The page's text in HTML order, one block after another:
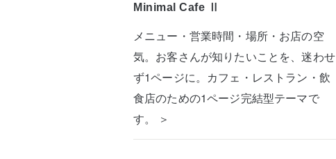
Minimal Cafe Ⅱ
メニュー・営業時間・場所・お店の空
気。お客さんが知りたいことを、迷わせ
ず1ページに。カフェ・レストラン・飲
食店のための1ページ完結型テーマで
す。 ＞